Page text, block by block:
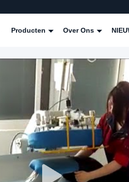
Producten Over Ons